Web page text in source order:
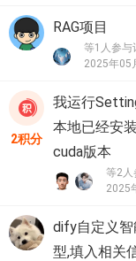
RAG项目
等1人参与
2025年05
2积分
我运行
本地已经安
cuda版本
等2人
2025
dify自定义智
型,填入相关